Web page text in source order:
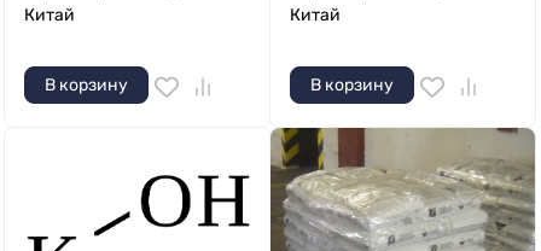
Китай
В корзину
Китай
В корзину